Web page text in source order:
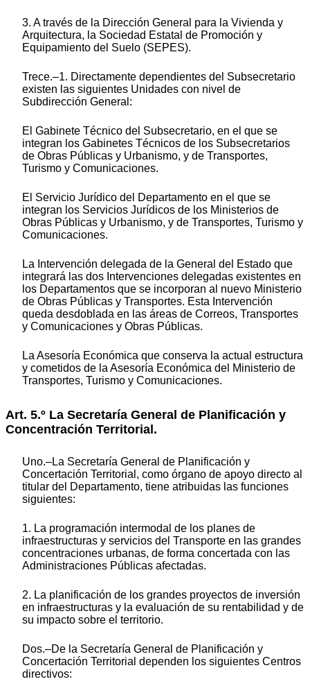
3. A través de la Dirección General para la Vivienda y
Arquitectura, la Sociedad Estatal de Promoción y
Equipamiento del Suelo (SEPES).
Trece.–1. Directamente dependientes del Subsecretario
existen las siguientes Unidades con nivel de
Subdirección General:
El Gabinete Técnico del Subsecretario, en el que se
integran los Gabinetes Técnicos de los Subsecretarios
de Obras Públicas y Urbanismo, y de Transportes,
Turismo y Comunicaciones.
El Servicio Jurídico del Departamento en el que se
integran los Servicios Jurídicos de los Ministerios de
Obras Públicas y Urbanismo, y de Transportes, Turismo y
Comunicaciones.
La Intervención delegada de la General del Estado que
integrará las dos Intervenciones delegadas existentes en
los Departamentos que se incorporan al nuevo Ministerio
de Obras Públicas y Transportes. Esta Intervención
queda desdoblada en las áreas de Correos, Transportes
y Comunicaciones y Obras Públicas.
La Asesoría Económica que conserva la actual estructura
y cometidos de la Asesoría Económica del Ministerio de
Transportes, Turismo y Comunicaciones.
Art. 5.º La Secretaría General de Planificación y
Concentración Territorial.
Uno.–La Secretaría General de Planificación y
Concertación Territorial, como órgano de apoyo directo al
titular del Departamento, tiene atribuidas las funciones
siguientes:
1. La programación intermodal de los planes de
infraestructuras y servicios del Transporte en las grandes
concentraciones urbanas, de forma concertada con las
Administraciones Públicas afectadas.
2. La planificación de los grandes proyectos de inversión
en infraestructuras y la evaluación de su rentabilidad y de
su impacto sobre el territorio.
Dos.–De la Secretaría General de Planificación y
Concertación Territorial dependen los siguientes Centros
directivos: